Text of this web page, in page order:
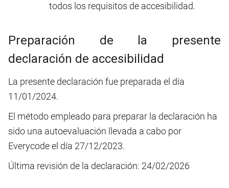
todos los requisitos de accesibilidad.
Preparación de la presente
declaración de accesibilidad
La presente declaración fue preparada el día
11/01/2024.
El método empleado para preparar la declaración ha
sido una autoevaluación llevada a cabo por
Everycode el día 27/12/2023.
Última revisión de la declaración: 24/02/2026